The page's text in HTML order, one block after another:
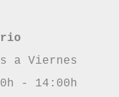
a Viernes
- 14:00h